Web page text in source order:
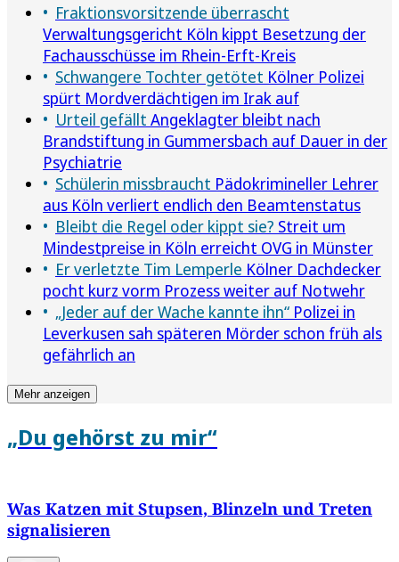
Fraktionsvorsitzende überrascht
Verwaltungsgericht Köln kippt Besetzung der
Fachausschüsse im Rhein-Erft-Kreis
Schwangere Tochter getötet Kölner Polizei
spürt Mordverdächtigen im Irak auf
Urteil gefällt Angeklagter bleibt nach
Brandstiftung in Gummersbach auf Dauer in der
Psychiatrie
Schülerin missbraucht Pädokrimineller Lehrer
aus Köln verliert endlich den Beamtenstatus
Bleibt die Regel oder kippt sie? Streit um
Mindestpreise in Köln erreicht OVG in Münster
Er verletzte Tim Lemperle Kölner Dachdecker
pocht kurz vorm Prozess weiter auf Notwehr
„Jeder auf der Wache kannte ihn“ Polizei in
Leverkusen sah späteren Mörder schon früh als
gefährlich an
Mehr anzeigen
„Du gehörst zu mir“
Was Katzen mit Stupsen, Blinzeln und Treten
signalisieren